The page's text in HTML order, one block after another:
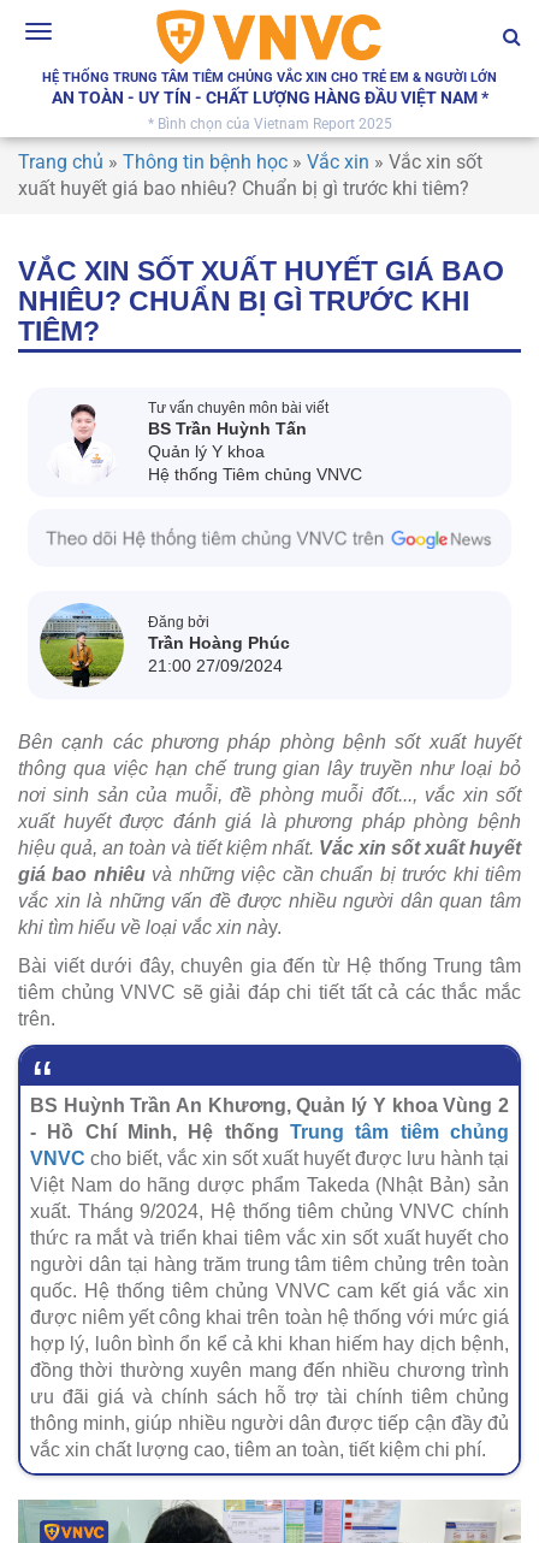
Toggle
HỆ THỐNG TRUNG TÂM TIÊM CHỦNG VẮC XIN CHO TRẺ EM & NGƯỜI LỚN
AN TOÀN - UY TÍN - CHẤT LƯỢNG HÀNG ĐẦU VIỆT NAM *
* Bình chọn của Vietnam Report 2025
Trang chủ » Thông tin bệnh học » Vắc xin » Vắc xin sốt
xuất huyết giá bao nhiêu? Chuẩn bị gì trước khi tiêm?
VẮC XIN SỐT XUẤT HUYẾT GIÁ BAO
NHIÊU? CHUẨN BỊ GÌ TRƯỚC KHI
TIÊM?
Tư vấn chuyên môn bài viết
BS Trần Huỳnh Tấn
Quản lý Y khoa
Hệ thống Tiêm chủng VNVC
Đăng bởi
Trần Hoàng Phúc
21:00 27/09/2024
Bên cạnh các phương pháp phòng bệnh sốt xuất huyết
thông qua việc hạn chế trung gian lây truyền như loại bỏ
nơi sinh sản của muỗi, đề phòng muỗi đốt..., vắc xin sốt
xuất huyết được đánh giá là phương pháp phòng bệnh
hiệu quả, an toàn và tiết kiệm nhất. Vắc xin sốt xuất huyết
giá bao nhiêuvà những việc cần chuẩn bị trước khi tiêm
vắc xin là những vấn đề được nhiều người dân quan tâm
khi tìm hiểu về loại vắc xin này.
Bài viết dưới đây, chuyên gia đến từ Hệ thống Trung tâm
tiêm chủng VNVC sẽ giải đáp chi tiết tất cả các thắc mắc
trên.
BS Huỳnh Trần An Khương, Quản lý Y khoa Vùng 2
- Hồ Chí Minh, Hệ thống Trung tâm tiêm chủng
VNVC cho biết, vắc xin sốt xuất huyết được lưu hành tại
Việt Nam do hãng dược phẩm Takeda (Nhật Bản) sản
xuất. Tháng 9/2024, Hệ thống tiêm chủng VNVC chính
thức ra mắt và triển khai tiêm vắc xin sốt xuất huyết cho
người dân tại hàng trăm trung tâm tiêm chủng trên toàn
quốc. Hệ thống tiêm chủng VNVC cam kết giá vắc xin
được niêm yết công khai trên toàn hệ thống với mức giá
hợp lý, luôn bình ổn kể cả khi khan hiếm hay dịch bệnh,
đồng thời thường xuyên mang đến nhiều chương trình
ưu đãi giá và chính sách hỗ trợ tài chính tiêm chủng
thông minh, giúp nhiều người dân được tiếp cận đầy đủ
vắc xin chất lượng cao, tiêm an toàn, tiết kiệm chi phí.